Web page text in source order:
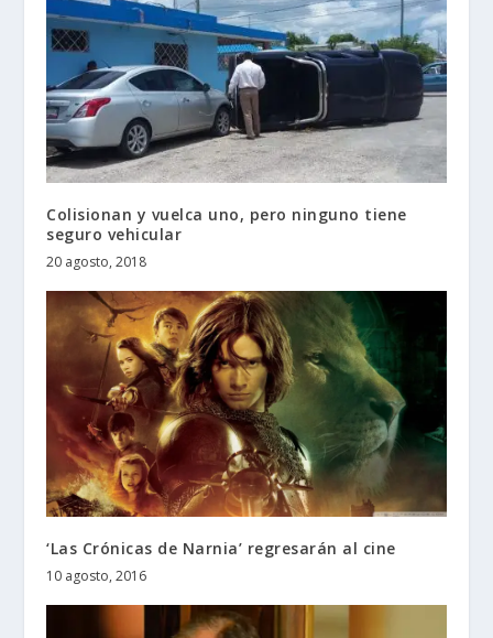
Colisionan y vuelca uno, pero ninguno tiene
seguro vehicular
20 agosto, 2018
‘Las Crónicas de Narnia’ regresarán al cine
10 agosto, 2016